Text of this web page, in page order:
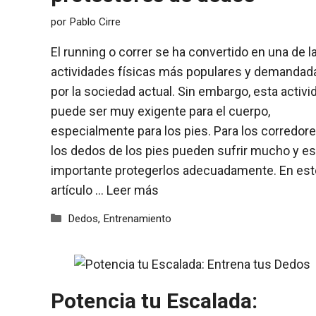
por Pablo Cirre
El running o correr se ha convertido en una de
actividades físicas más populares y
por la sociedad actual. Sin embargo, esta
puede ser muy exigente para el cuerpo,
especialmente para los pies. Para los
los dedos de los pies pueden sufrir mucho y es
importante protegerlos adecuadamente. En
artículo … Leer más
Categorías
Dedos, Entrenamiento
Potencia tu Escalada: